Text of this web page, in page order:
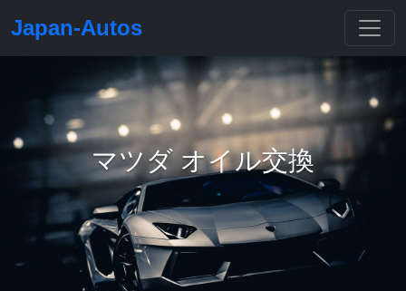
Japan-Autos
マツダ オイル交換